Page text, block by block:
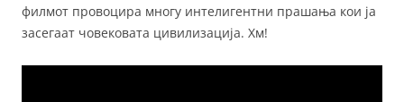
филмот провоцира многу интелигентни прашања кои ја
засегаат човековата цивилизација. Хм!